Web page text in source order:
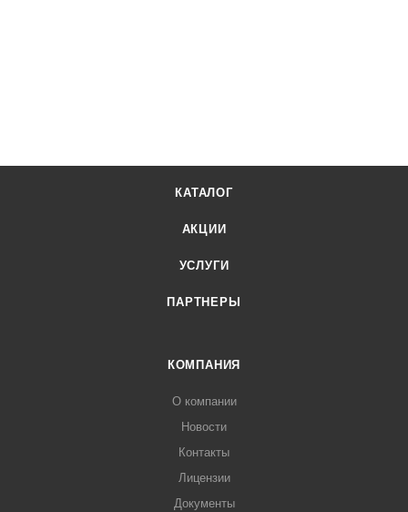
КАТАЛОГ
АКЦИИ
УСЛУГИ
ПАРТНЕРЫ
КОМПАНИЯ
О компании
Новости
Контакты
Лицензии
Документы